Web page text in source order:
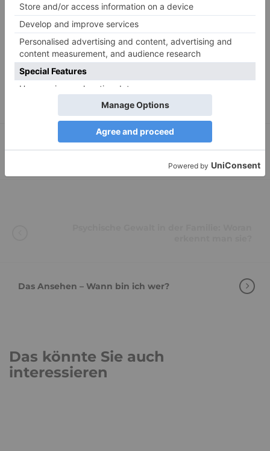
E-Mail
Schlagwörter: Assoziationen, Autosuggestion
Das Ansehen – Wann bin ich wer?
Das könnte Sie auch
interessieren